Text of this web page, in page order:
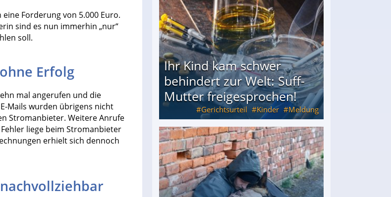
Forderung von 5.000 Euro.
sind es nun immerhin „nur“
soll.
Erfolg
mal angerufen und die
Mails wurden übrigens nicht
Stromanbieter. Weitere Anrufe
liege beim Stromanbieter
erhielt sich dennoch
Ihr Kind kam schwer
behindert zur Welt: Suff-
Mutter freigesprochen!
Gerichtsurteil Kinder Meldung
Kind kam schwer behindert zur Welt: Suff-Mutter freigesprochen!